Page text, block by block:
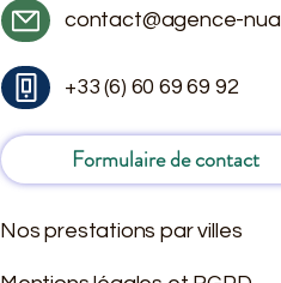
contact@agence-
+33 (6) 60 69 69 92
Formulaire de contact
Nos prestations par villes